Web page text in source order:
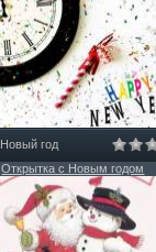
Новый год
Открытка с Новым годом